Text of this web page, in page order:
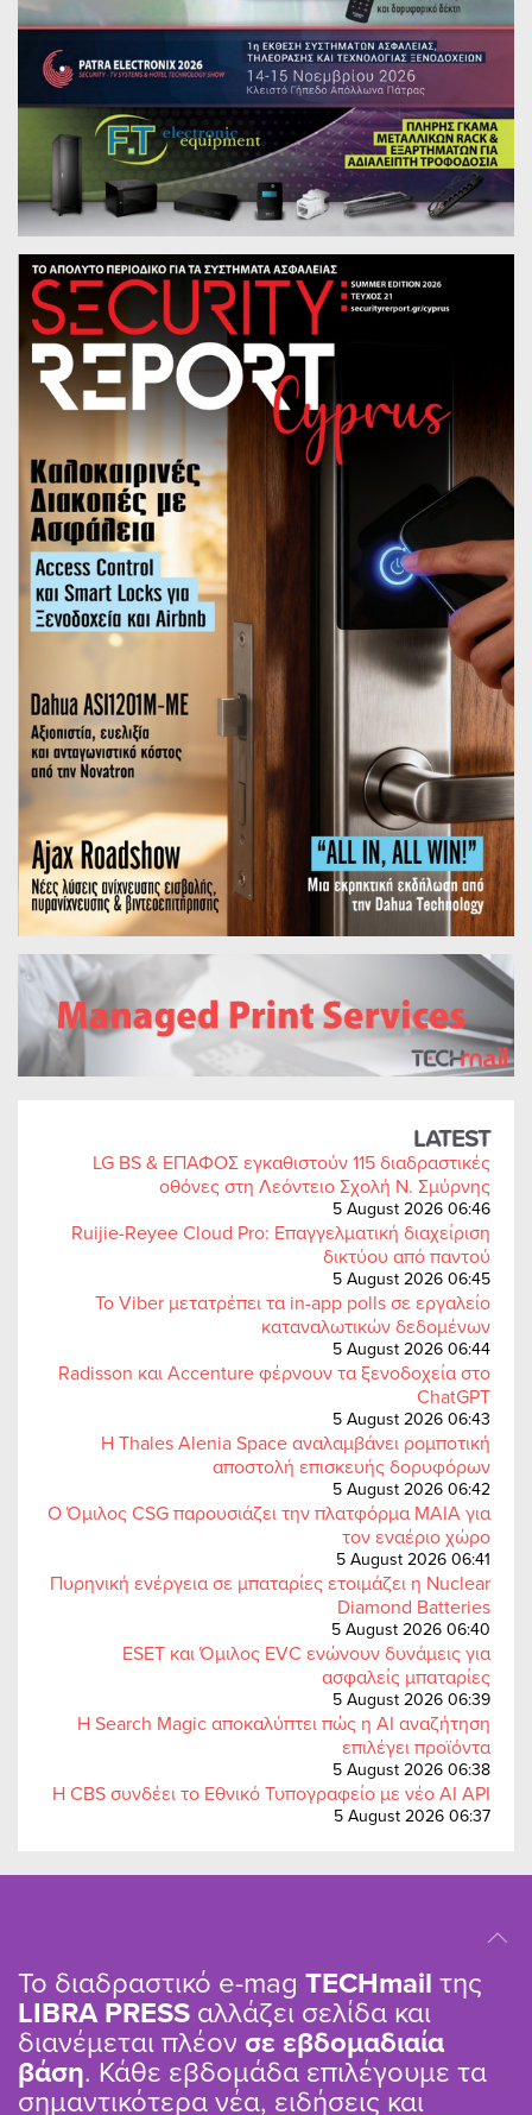
LATEST
LG BS & ΕΠΑΦΟΣ εγκαθιστούν 115 διαδραστικές
οθόνες στη Λεόντειο Σχολή Ν. Σμύρνης
5 August 2026 06:46
Ruijie-Reyee Cloud Pro: Επαγγελματική διαχείριση
δικτύου από παντού
5 August 2026 06:45
Το Viber μετατρέπει τα in-app polls σε εργαλείο
καταναλωτικών δεδομένων
5 August 2026 06:44
Radisson και Accenture φέρνουν τα ξενοδοχεία στο
ChatGPT
5 August 2026 06:43
Η Thales Alenia Space αναλαμβάνει ρομποτική
αποστολή επισκευής δορυφόρων
5 August 2026 06:42
Ο Όμιλος CSG παρουσιάζει την πλατφόρμα MAIA για
τον εναέριο χώρο
5 August 2026 06:41
Πυρηνική ενέργεια σε μπαταρίες ετοιμάζει η Nuclear
Diamond Batteries
5 August 2026 06:40
ESET και Όμιλος EVC ενώνουν δυνάμεις για
ασφαλείς μπαταρίες
5 August 2026 06:39
Η Search Magic αποκαλύπτει πώς η AI αναζήτηση
επιλέγει προϊόντα
5 August 2026 06:38
Η CBS συνδέει το Εθνικό Τυπογραφείο με νέο AI API
5 August 2026 06:37
Το διαδραστικό e-mag TΕCHmail της
LIBRA PRESS αλλάζει σελίδα και
διανέμεται πλέον σε εβδομαδιαία
βάση. Κάθε εβδομάδα επιλέγουμε τα
σημαντικότερα νέα, ειδήσεις και